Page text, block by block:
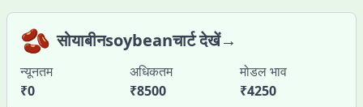
🫘 सोयाबीनsoybeanचार्ट देखें→
न्यूनतम
₹0
अधिकतम
₹8500
मोडल भाव
₹4250